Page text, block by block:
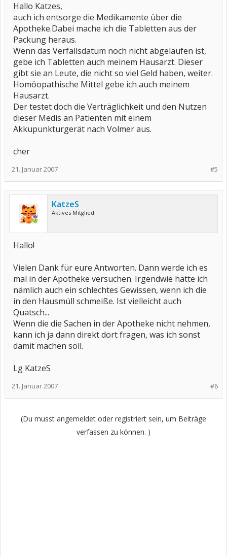
Hallo Katzes,
auch ich entsorge die Medikamente über die
Apotheke.Dabei mache ich die Tabletten aus der
Packung heraus.
Wenn das Verfallsdatum noch nicht abgelaufen ist,
gebe ich Tabletten auch meinem Hausarzt. Dieser
gibt sie an Leute, die nicht so viel Geld haben, weiter.
Homöopathische Mittel gebe ich auch meinem
Hausarzt.
Der testet doch die Verträglichkeit und den Nutzen
dieser Medis an Patienten mit einem
Akkupunkturgerät nach Volmer aus.
cher
#5
21. Januar 2007
KatzeS
Aktives Mitglied
Hallo!
Vielen Dank für eure Antworten. Dann werde ich es
mal in der Apotheke versuchen. Irgendwie hätte ich
nämlich auch ein schlechtes Gewissen, wenn ich die
in den Hausmüll schmeiße. Ist vielleicht auch
Quatsch...
Wenn die die Sachen in der Apotheke nicht nehmen,
kann ich ja dann direkt dort fragen, was ich sonst
damit machen soll.
Lg KatzeS
#6
21. Januar 2007
(Du musst angemeldet oder registriert sein, um Beiträge
verfassen zu können. )